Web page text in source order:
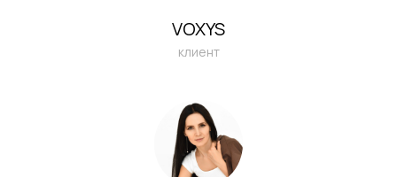
VOXYS
клиент
Заполните форму, и мы свяжемся с вами
ЕСТЬ ЗАДАЧА
ПО ОРГАНИЗАЦИИ
МЕРОПРИЯТИЯ?